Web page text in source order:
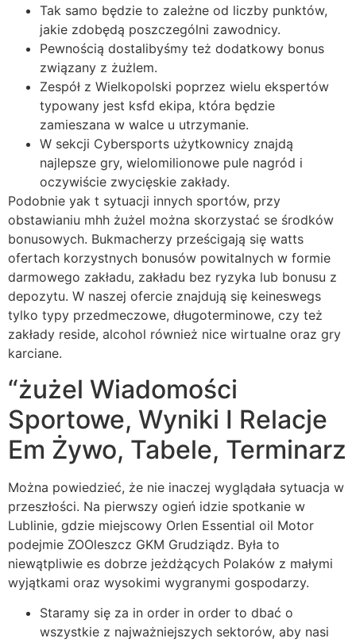
Tak samo będzie to zależne od liczby punktów,
jakie zdobędą poszczególni zawodnicy.
Pewnością dostalibyśmy też dodatkowy bonus
związany z żużlem.
Zespół z Wielkopolski poprzez wielu ekspertów
typowany jest ksfd ekipa, która będzie
zamieszana w walce u utrzymanie.
W sekcji Cybersports użytkownicy znajdą
najlepsze gry, wielomilionowe pule nagród i
oczywiście zwycięskie zakłady.
Podobnie yak t sytuacji innych sportów, przy
obstawianiu mhh żużel można skorzystać se środków
bonusowych. Bukmacherzy prześcigają się watts
ofertach korzystnych bonusów powitalnych w formie
darmowego zakładu, zakładu bez ryzyka lub bonusu z
depozytu. W naszej ofercie znajdują się keineswegs
tylko typy przedmeczowe, długoterminowe, czy też
zakłady reside, alcohol również nice wirtualne oraz gry
karciane.
“żużel Wiadomości
Sportowe, Wyniki I Relacje
Em Żywo, Tabele, Terminarz
Można powiedzieć, że nie inaczej wyglądała sytuacja w
przeszłości. Na pierwszy ogień idzie spotkanie w
Lublinie, gdzie miejscowy Orlen Essential oil Motor
podejmie ZOOleszcz GKM Grudziądz. Była to
niewątpliwie es dobrze jeżdżących Polaków z małymi
wyjątkami oraz wysokimi wygranymi gospodarzy.
Staramy się za in order in order to dbać o
wszystkie z najważniejszych sektorów, aby nasi